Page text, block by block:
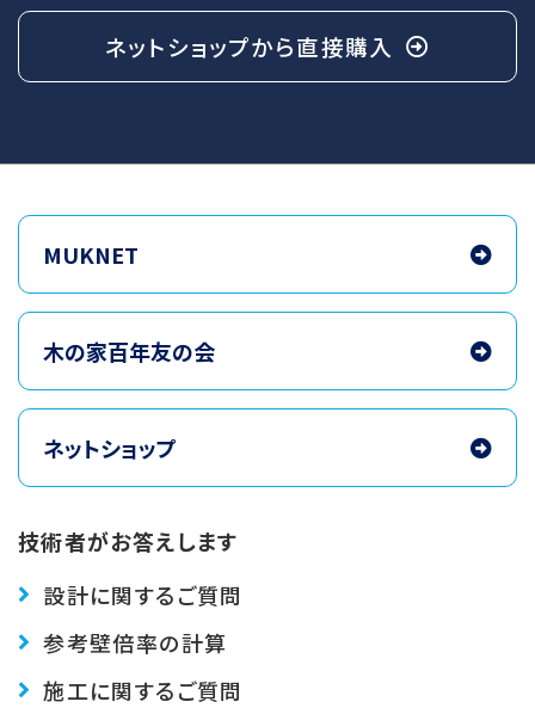
ネットショップから直接購入
MUKNET
木の家百年友の会
ネットショップ
技術者がお答えします
設計に関するご質問
参考壁倍率の計算
施工に関するご質問